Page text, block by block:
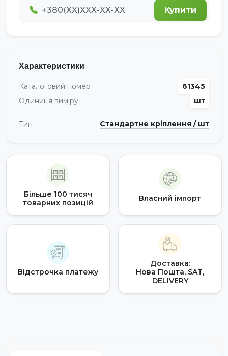
Купити
Характеристики
Каталоговий номер
61345
Одиниця виміру
шт
Тип Стандартне кріплення / шт
Більше 100 тисяч
товарних позицій
Власний імпорт
Відстрочка платежу
Доставка:
Нова Пошта, SAT,
DELIVERY